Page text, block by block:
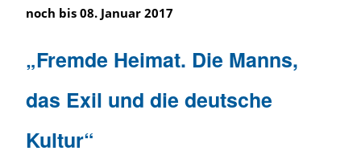
noch bis 08. Januar 2017
„Fremde Heimat. Die Manns,
das Exil und die deutsche
Kultur“